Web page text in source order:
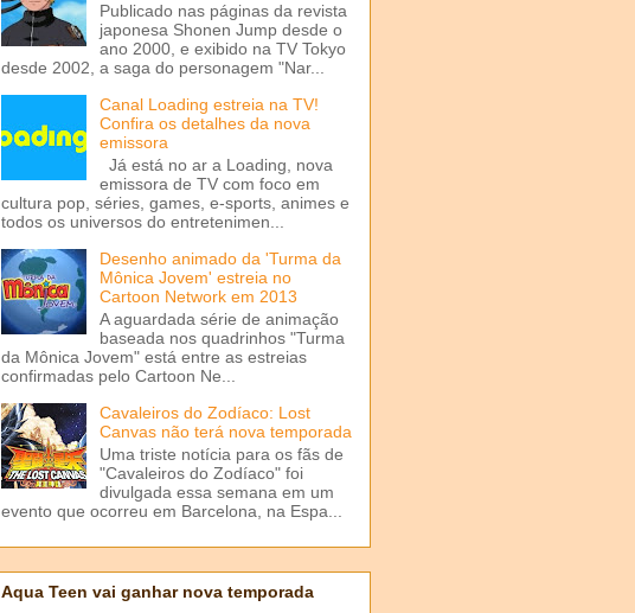
Publicado nas páginas da revista
japonesa Shonen Jump desde o
ano 2000, e exibido na TV Tokyo
desde 2002, a saga do personagem "Nar...
Canal Loading estreia na TV!
Confira os detalhes da nova
emissora
Já está no ar a Loading, nova
emissora de TV com foco em
cultura pop, séries, games, e-sports, animes e
todos os universos do entretenimen...
Desenho animado da 'Turma da
Mônica Jovem' estreia no
Cartoon Network em 2013
A aguardada série de animação
baseada nos quadrinhos "Turma
da Mônica Jovem" está entre as estreias
confirmadas pelo Cartoon Ne...
Cavaleiros do Zodíaco: Lost
Canvas não terá nova temporada
Uma triste notícia para os fãs de
"Cavaleiros do Zodíaco" foi
divulgada essa semana em um
evento que ocorreu em Barcelona, na Espa...
Aqua Teen vai ganhar nova temporada